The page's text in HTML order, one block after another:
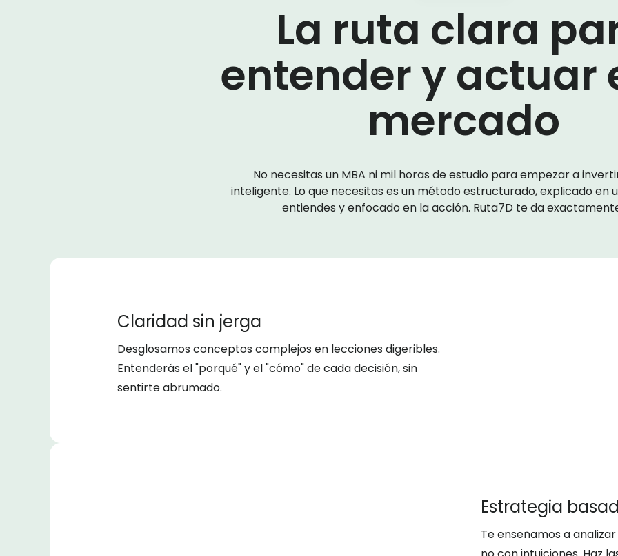
La ruta clara
entender y actuar
mercado
No necesitas un MBA ni mil horas de estudio para empezar a
inteligente. Lo que necesitas es un método estructurado, explicado en
entiendes y enfocado en la acción. Ruta7D te da
Claridad sin jerga
Desglosamos conceptos complejos en lecciones digeribles.
Entenderás el "porqué" y el "cómo" de cada decisión, sin
sentirte abrumado.
Estrategia
Te enseñamos a